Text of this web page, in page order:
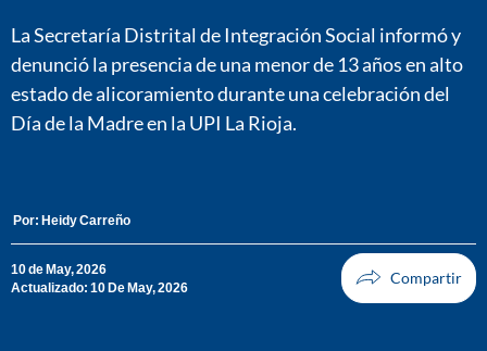
La Secretaría Distrital de Integración Social informó y
denunció la presencia de una menor de 13 años en alto
estado de alicoramiento durante una celebración del
Día de la Madre en la UPI La Rioja.
Por: Heidy Carreño
10 de May, 2026
Actualizado: 10 De May, 2026